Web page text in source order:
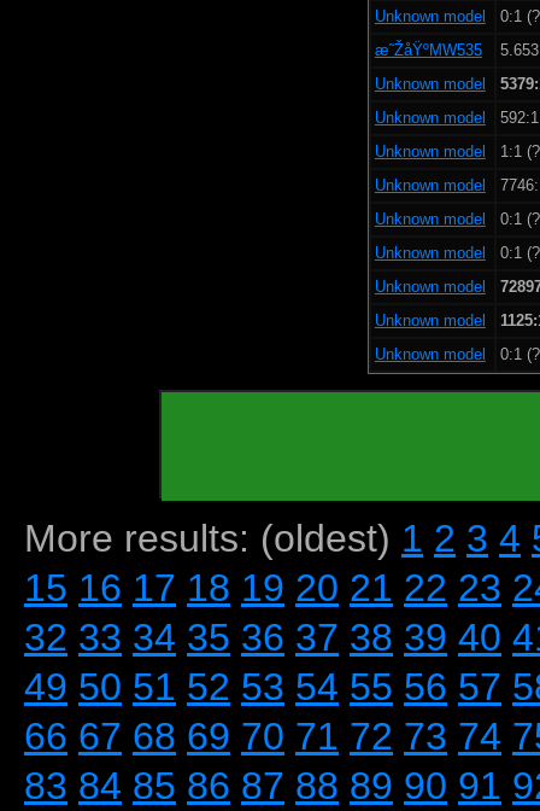
Unknown model
0:1
æ˜ŽåŸºMW535
Unknown model
Unknown model
Unknown model
1:1
Unknown model
Unknown model
0:1
Unknown model
0:1
Unknown model
Unknown model
Unknown model
0:1
More results: (oldest) 1 2 3 4
15 16 17 18 19 20 21 22 23
32 33 34 35 36 37 38 39 40
49 50 51 52 53 54 55 56 57
66 67 68 69 70 71 72 73 74
83 84 85 86 87 88 89 90 91